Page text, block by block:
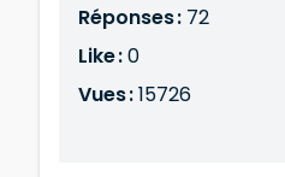
Réponses : 72
Like :0
Vues :15726